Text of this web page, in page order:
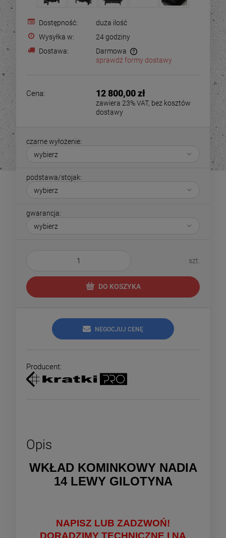
Dostępność:
duża ilość
Wysyłka w:
24 godziny
Dostawa:
Darmowa
sprawdź formy dostawy
Cena: 12 800,00 zł
zawiera 23% VAT, bez kosztów
dostawy
czarne wyłożenie:
podstawa/stojak:
gwarancja:
szt.
DO KOSZYKA
NEGOCJUJ CENĘ
Producent:
Opis
WKŁAD KOMINKOWY NADIA
14 LEWY GILOTYNA
NAPISZ LUB ZADZWOŃ!
DORADZIMY TECHNICZNE I NA